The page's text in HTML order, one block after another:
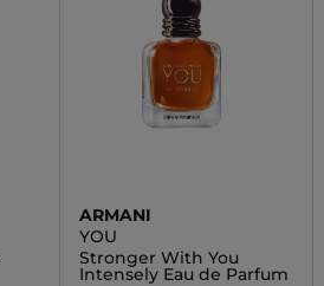
ARMANI
YOU
Stronger With You
Intensely Eau de Parfum